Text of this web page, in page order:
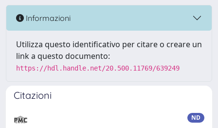
Informazioni
Utilizza questo identificativo per citare o creare un
link a questo documento:
https://hdl.handle.net/20.500.11769/639249
Citazioni
ND